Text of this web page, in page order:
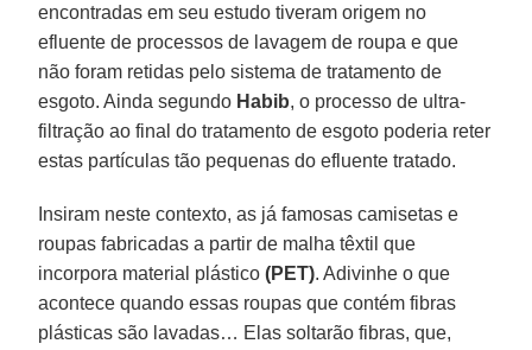
encontradas em seu estudo tiveram origem no
efluente de processos de lavagem de roupa e que
não foram retidas pelo sistema de tratamento de
esgoto. Ainda segundo Habib, o processo de ultra-
filtração ao final do tratamento de esgoto poderia reter
estas partículas tão pequenas do efluente tratado.
Insiram neste contexto, as já famosas camisetas e
roupas fabricadas a partir de malha têxtil que
incorpora material plástico(PET). Adivinhe o que
acontece quando essas roupas que contém fibras
plásticas são lavadas… Elas soltarão fibras, que,